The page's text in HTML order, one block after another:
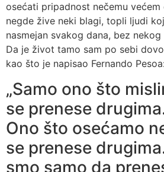
osećati pripadnost nečemu većem
negde žive neki blagi, topli ljudi
nasmejan svakog dana, bez
Da je život tamo sam po sebi
kao što je napisao Fernando Pesoa:
„Samo ono što
se prenese
Ono što osećamo
se prenese
smo samo da